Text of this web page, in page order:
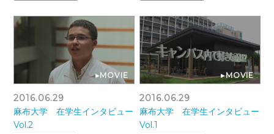
▸MOVIE
2016.06.29
麻布大学 在学生インタビュー
Vol.2
▸MOVIE
2016.06.29
麻布大学 在学生インタビュー
Vol.1